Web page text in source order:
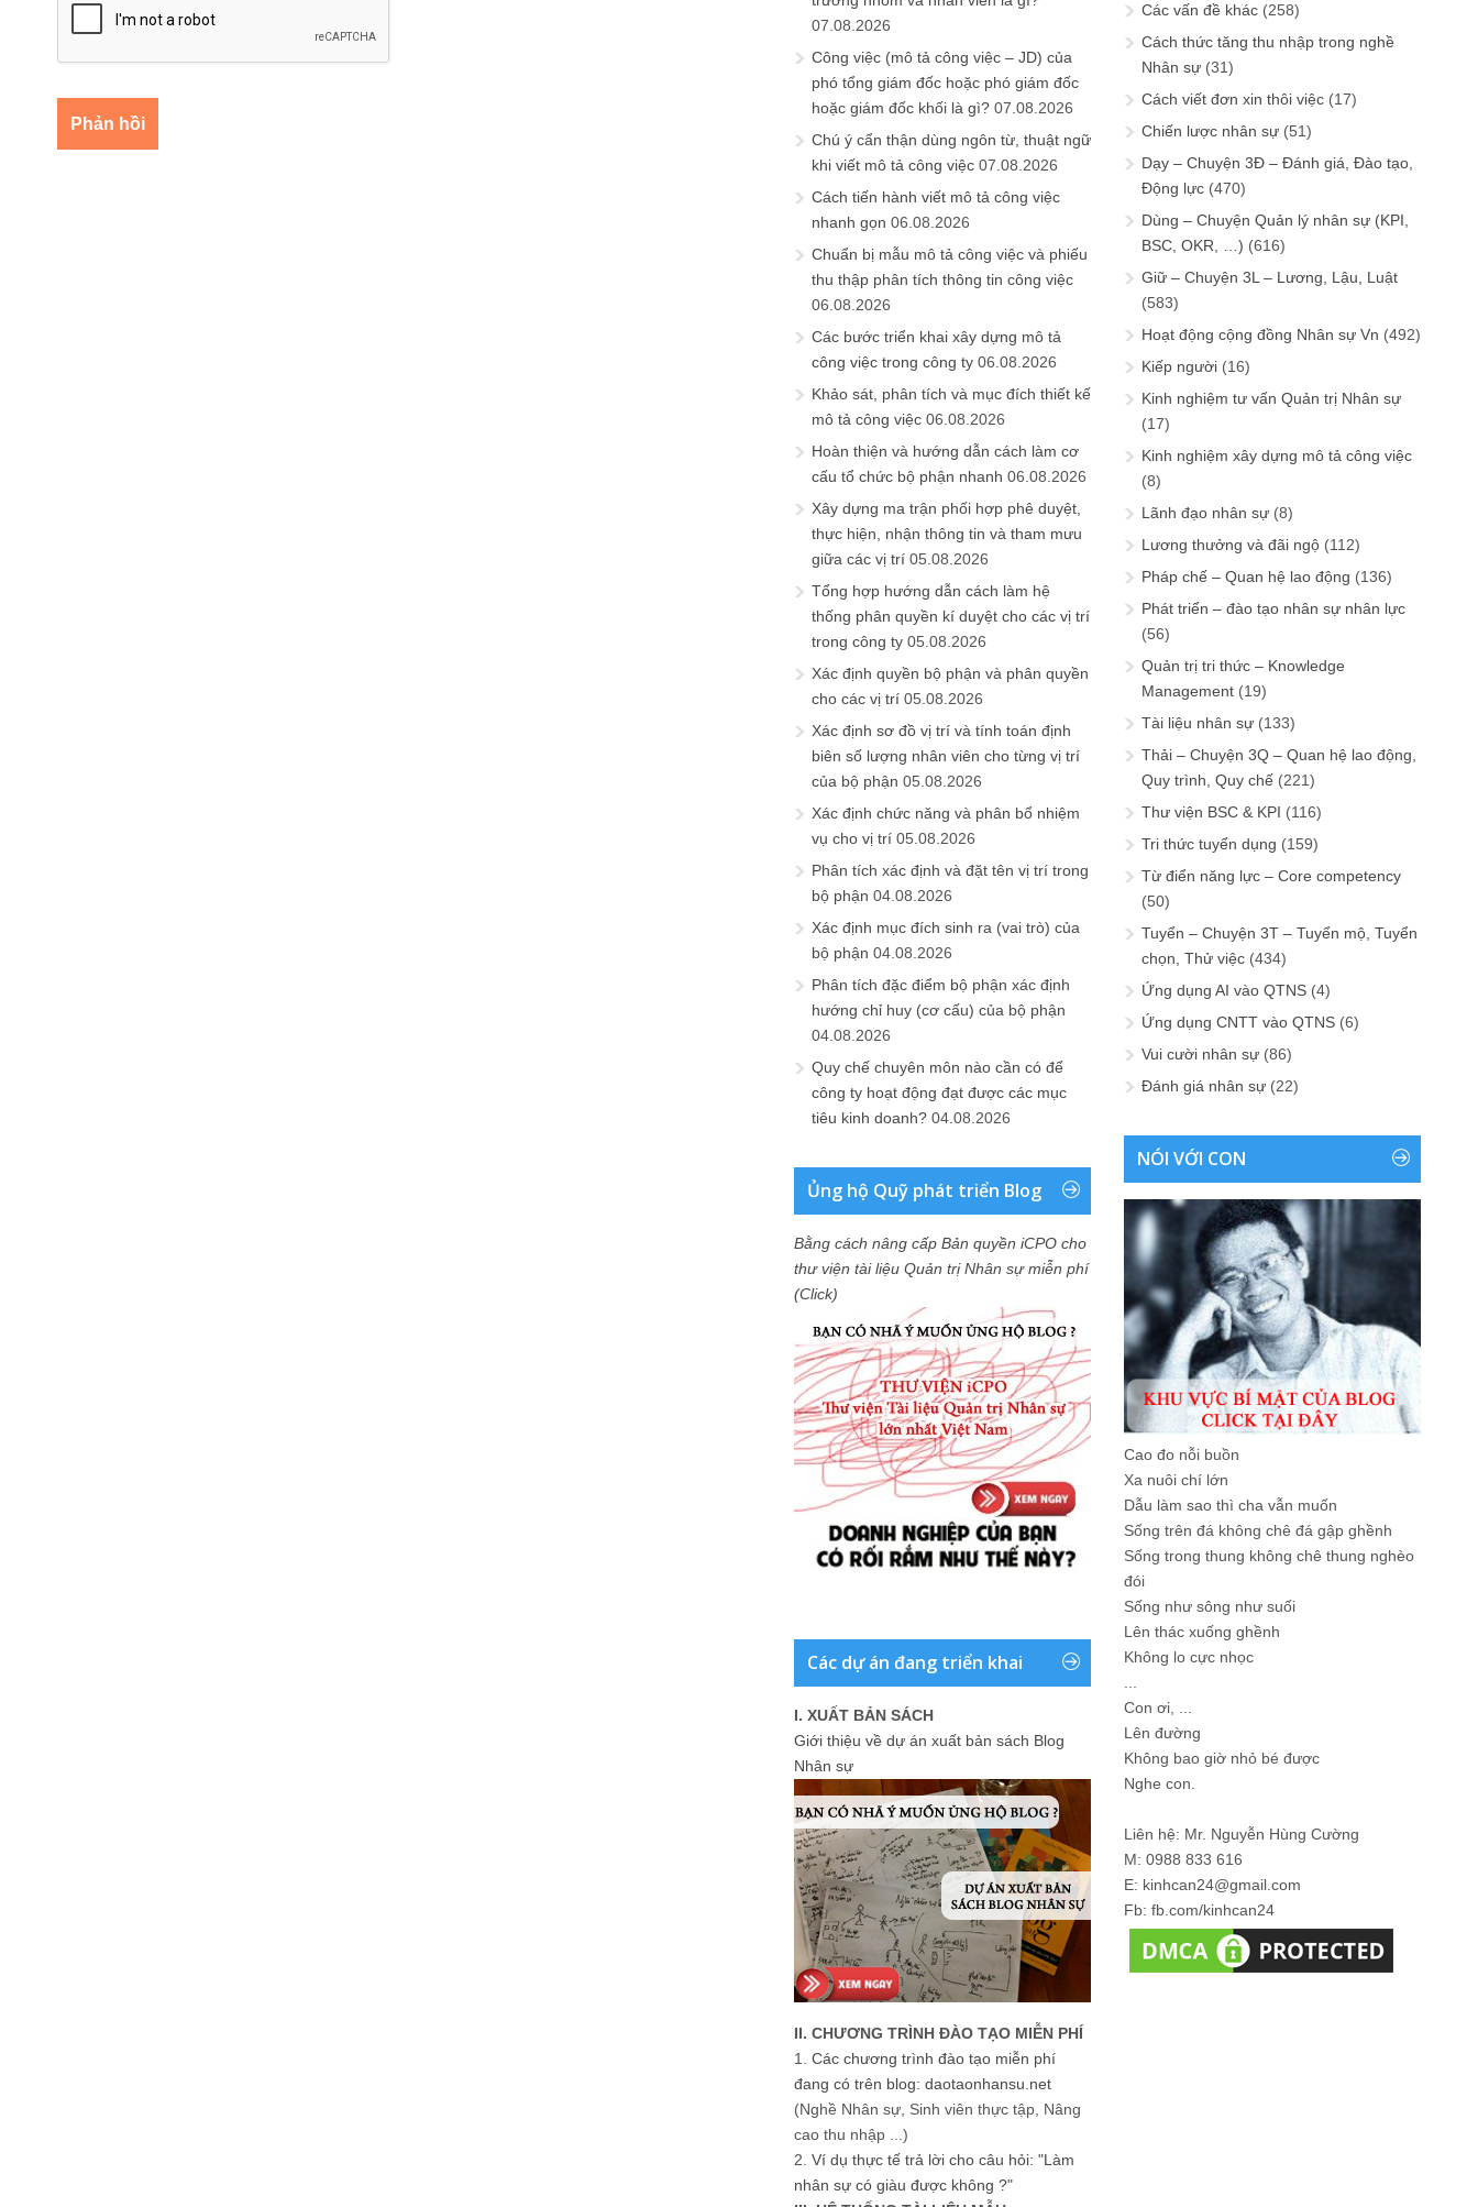
07.08.2026
Công việc (mô tả công việc – JD) của
phó tổng giám đốc hoặc phó giám đốc
hoặc giám đốc khối là gì? 07.08.2026
Chú ý cẩn thận dùng ngôn từ, thuật ngữ
khi viết mô tả công việc 07.08.2026
Cách tiến hành viết mô tả công việc
nhanh gọn 06.08.2026
Chuẩn bị mẫu mô tả công việc và phiếu
thu thập phân tích thông tin công việc
06.08.2026
Các bước triển khai xây dựng mô tả
công việc trong công ty 06.08.2026
Khảo sát, phân tích và mục đích thiết kế
mô tả công việc 06.08.2026
Hoàn thiện và hướng dẫn cách làm cơ
cấu tổ chức bộ phận nhanh 06.08.2026
Xây dựng ma trận phối hợp phê duyệt,
thực hiện, nhận thông tin và tham mưu
giữa các vị trí 05.08.2026
Tổng hợp hướng dẫn cách làm hệ
thống phân quyền kí duyệt cho các vị trí
trong công ty 05.08.2026
Xác định quyền bộ phận và phân quyền
cho các vị trí 05.08.2026
Xác định sơ đồ vị trí và tính toán định
biên số lượng nhân viên cho từng vị trí
của bộ phận 05.08.2026
Xác định chức năng và phân bổ nhiệm
vụ cho vị trí 05.08.2026
Phân tích xác định và đặt tên vị trí trong
bộ phận 04.08.2026
Xác định mục đích sinh ra (vai trò) của
bộ phận 04.08.2026
Phân tích đặc điểm bộ phận xác định
hướng chỉ huy (cơ cấu) của bộ phận
04.08.2026
Quy chế chuyên môn nào cần có để
công ty hoạt động đạt được các mục
tiêu kinh doanh? 04.08.2026
Ủng hộ Quỹ phát triển Blog
Bằng cách nâng cấp Bản quyền iCPO cho
thư viện tài liệu Quản trị Nhân sự miễn phí
(Click)
Các dự án đang triển khai
I. XUẤT BẢN SÁCH
Giới thiệu về dự án xuất bản sách Blog
Nhân sự
II. CHƯƠNG TRÌNH ĐÀO TẠO MIỄN PHÍ
1. Các chương trình đào tạo miễn phí
đang có trên blog: daotaonhansu.net
(Nghề Nhân sự, Sinh viên thực tập, Nâng
cao thu nhập ...)
2. Ví dụ thực tế trả lời cho câu hỏi: "Làm
nhân sự có giàu được không ?"
Các vấn đề khác (258)
Cách thức tăng thu nhập trong nghề
Nhân sự (31)
Cách viết đơn xin thôi việc (17)
Chiến lược nhân sự (51)
Dạy – Chuyện 3Đ – Đánh giá, Đào tạo,
Động lực (470)
Dùng – Chuyện Quản lý nhân sự (KPI,
BSC, OKR, …) (616)
Giữ – Chuyện 3L – Lương, Lậu, Luật
(583)
Hoạt động cộng đồng Nhân sự Vn (492)
Kiếp người (16)
Kinh nghiệm tư vấn Quản trị Nhân sự
(17)
Kinh nghiệm xây dựng mô tả công việc
(8)
Lãnh đạo nhân sự (8)
Lương thưởng và đãi ngộ (112)
Pháp chế – Quan hệ lao động (136)
Phát triển – đào tạo nhân sự nhân lực
(56)
Quản trị tri thức – Knowledge
Management (19)
Tài liệu nhân sự (133)
Thải – Chuyện 3Q – Quan hệ lao động,
Quy trình, Quy chế (221)
Thư viện BSC & KPI (116)
Tri thức tuyển dụng (159)
Từ điển năng lực – Core competency
(50)
Tuyển – Chuyện 3T – Tuyển mộ, Tuyển
chọn, Thử việc (434)
Ứng dụng AI vào QTNS (4)
Ứng dụng CNTT vào QTNS (6)
Vui cười nhân sự (86)
Đánh giá nhân sự (22)
NÓI VỚI CON
Cao đo nỗi buồn
Xa nuôi chí lớn
Dẫu làm sao thì cha vẫn muốn
Sống trên đá không chê đá gập ghềnh
Sống trong thung không chê thung nghèo
đói
Sống như sông như suối
Lên thác xuống ghềnh
Không lo cực nhọc
Con ơi, ...
Lên đường
Không bao giờ nhỏ bé được
Nghe con.
Liên hệ: Mr. Nguyễn Hùng Cường
M: 0988 833 616
E: kinhcan24@gmail.com
Fb: fb.com/kinhcan24